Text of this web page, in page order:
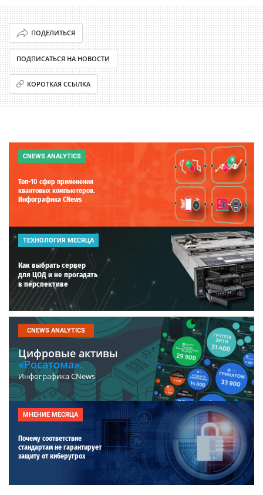
ПОДЕЛИТЬСЯ
ПОДПИСАТЬСЯ НА НОВОСТИ
КОРОТКАЯ ССЫЛКА
CNEWS ANALYTICS
Топ-10 сфер применения
квантовых компьютеров.
Инфографика CNews
ТЕХНОЛОГИЯ МЕСЯЦА
Как выбрать сервер
для ЦОД и не прогадать
в перспективе
CNEWS ANALYTICS
Цифровые активы
«Росатома».
Инфографика CNews
МНЕНИЕ МЕСЯЦА
Почему соответствие
стандартам не гарантирует
защиту от киберугроз